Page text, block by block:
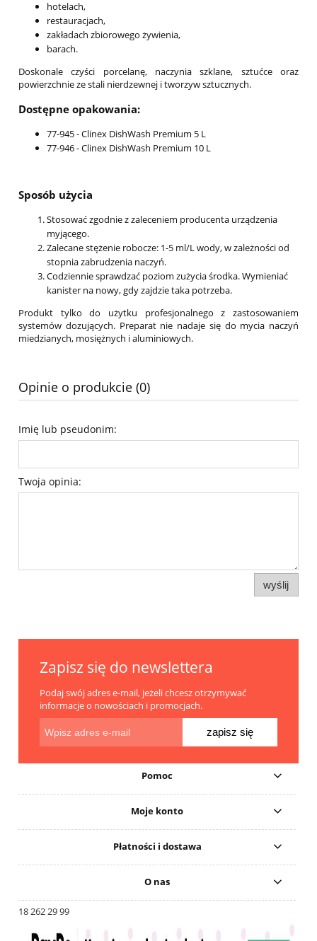
hotelach,
restauracjach,
zakładach zbiorowego żywienia,
barach.
Doskonale czyści porcelanę, naczynia szklane, sztućce oraz
powierzchnie ze stali nierdzewnej i tworzyw sztucznych.
Dostępne opakowania:
77-945 - Clinex DishWash Premium 5 L
77-946 - Clinex DishWash Premium 10 L
Sposób użycia
Stosować zgodnie z zaleceniem producenta urządzenia
myjącego.
Zalecane stężenie robocze: 1-5 ml/L wody, w zależności od
stopnia zabrudzenia naczyń.
Codziennie sprawdzać poziom zużycia środka. Wymieniać
kanister na nowy, gdy zajdzie taka potrzeba.
Produkt tylko do użytku profesjonalnego z zastosowaniem
systemów dozujących. Preparat nie nadaje się do mycia naczyń
miedzianych, mosiężnych i aluminiowych.
Opinie o produkcie (0)
Imię lub pseudonim:
Twoja opinia:
wyślij
Zapisz się do newslettera
Podaj swój adres e-mail, jeżeli chcesz otrzymywać
informacje o nowościach i promocjach.
zapisz się
Pomoc
Moje konto
Płatności i dostawa
O nas
18 262 29 99